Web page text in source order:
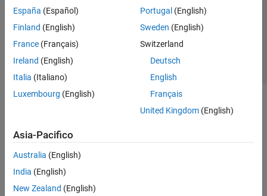
España (Español)
Finland (English)
France (Français)
Ireland (English)
Italia (Italiano)
Luxembourg (English)
Portugal (English)
Sweden (English)
Switzerland
Deutsch
English
Français
United Kingdom(English)
Asia-Pacifico
Australia (English)
India (English)
New Zealand (English)
© 1994-2026 The MathWorks, Inc.